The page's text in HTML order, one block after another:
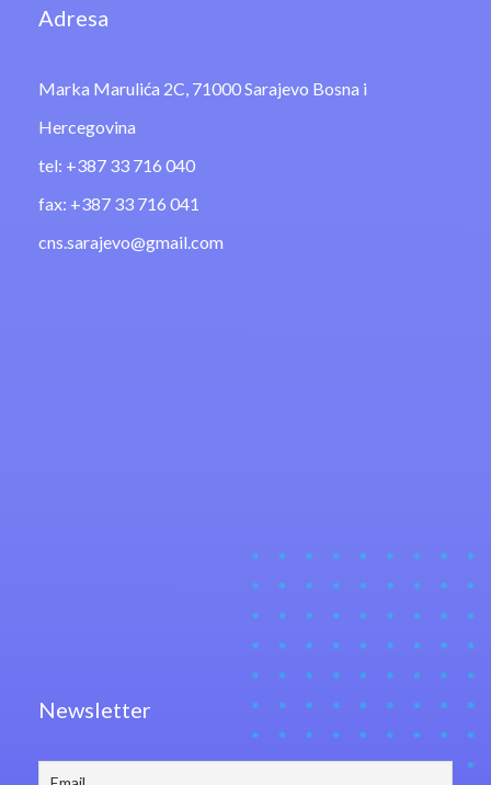
Adresa
Marka Marulića 2C, 71000 Sarajevo Bosna i
Hercegovina
tel: +387 33 716 040
fax: +387 33 716 041
cns.sarajevo@gmail.com
Newsletter